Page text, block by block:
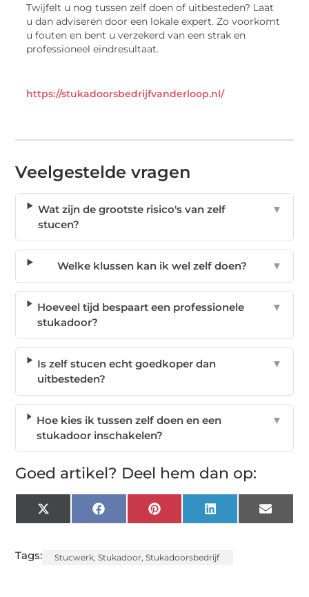
Twijfelt u nog tussen zelf doen of uitbesteden? Laat
u dan adviseren door een lokale expert. Zo voorkomt
u fouten en bent u verzekerd van een strak en
professioneel eindresultaat.
https://stukadoorsbedrijfvanderloop.nl/
Veelgestelde vragen
Wat zijn de grootste risico's van zelf
stucen?
▼
Welke klussen kan ik wel zelf doen? ▼
Hoeveel tijd bespaart een professionele
stukadoor?
▼
Is zelf stucen echt goedkoper dan
uitbesteden?
▼
Hoe kies ik tussen zelf doen en een
stukadoor inschakelen?
▼
Goed artikel? Deel hem dan op:
X
(Twitter)
FacebookPinterest LinkedIn Email
Tags: Stucwerk,Stukadoor,Stukadoorsbedrijf